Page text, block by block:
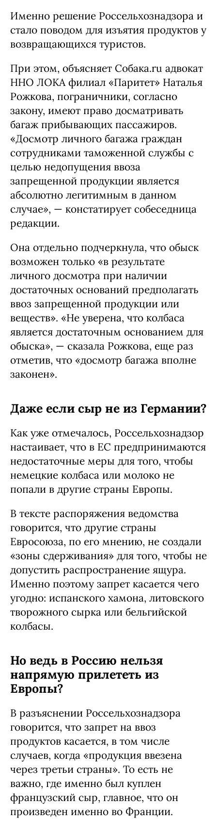
Именно решение Россельхознадзора и
стало поводом для изъятия продуктов у
возвращающихся туристов.
При этом, объясняет Собака.ru адвокат
ННО ЛОКА филиал «Паритет» Наталья
Рожкова, пограничники, согласно
закону, имеют право досматривать
багаж прибывающих пассажиров.
«Досмотр личного багажа граждан
сотрудниками таможенной службы с
целью недопущения ввоза
запрещенной продукции является
абсолютно легитимным в данном
случае», — констатирует собеседница
редакции.
Она отдельно подчеркнула, что обыск
возможен только «в результате
личного досмотра при наличии
достаточных оснований предполагать
ввоз запрещенной продукции или
веществ». «Не уверена, что колбаса
является достаточным основанием для
обыска», — сказала Рожкова, еще раз
отметив, что «досмотр багажа вполне
законен».
Даже если сыр не из Германии?
Как уже отмечалось, Россельхознадзор
настаивает, что в ЕС предпринимаются
недостаточные меры для того, чтобы
немецкие колбаса или молоко не
попали в другие страны Европы.
В тексте распоряжения ведомства
говорится, что другие страны
Евросоюза, по его мнению, не создали
«зоны сдерживания» для того, чтобы не
допустить распространение ящура.
Именно поэтому запрет касается чего
угодно: испанского хамона, литовского
творожного сырка или бельгийской
колбасы.
Но ведь в Россию нельзя
напрямую прилететь из
Европы?
В разъяснении Россельхознадзора
говорится, что запрет на ввоз
продуктов касается, в том числе
случаев, когда «продукция ввезена
через третьи страны». То есть не
важно, где именно был куплен
французский сыр, главное, что он
произведен именно во Франции.